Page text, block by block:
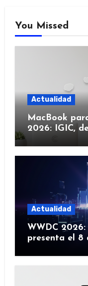
You Missed
Actualidad
MacBook
2026: IGIC,
Actualidad
WWDC
presenta el 8